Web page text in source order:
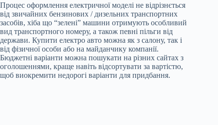
Процес оформлення електричної моделі не відрізнється
від звичайних бензинових / дизельних транспортних
засобів, хіба що “зелені” машини отримують особливий
вид транспортного номеру, а також певні пільги від
держави. Купити електро авто можна як з салону, так і
від фізичної особи або на майданчику компанії.
Бюджетні варіанти можна пошукати на різних сайтах з
оголошеннями, краще навіть відсортувати за вартістю,
щоб виокремити недорогі варіанти для придбання.